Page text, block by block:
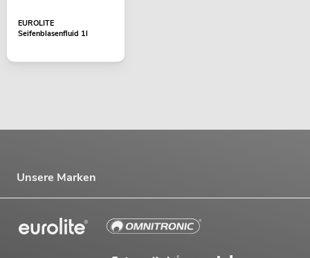
EUROLITE
Seifenblasenfluid 1l
Unsere Marken